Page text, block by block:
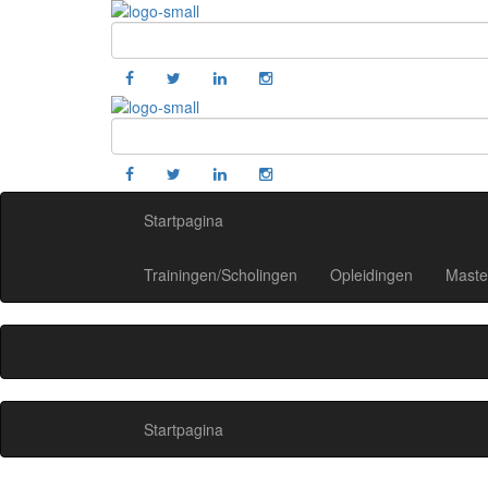
Startpagina
Trainingen/Scholingen Opleidingen
Startpagina